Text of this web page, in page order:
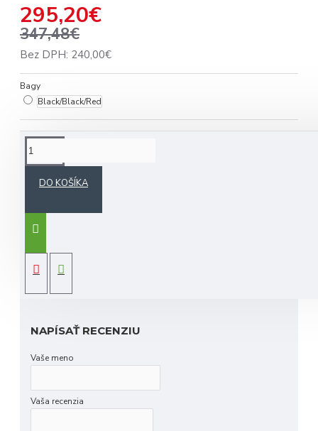
295,20€
347,48€
Bez DPH: 240,00€
Bagy
Black/Black/Red
DO KOŠÍKA
prémiovú vodotesnú konštrukciu a dostatok
hmotnosťou tesne pod 2 kilogramy
StaDry
zipsami
rýchlo prístupné magnetické vrecko na
hráčmi preferované vonkajšie vrecko na fľašu s
vysokokvalitné hliníkové nohy a pokročilé
sklopné dno pre najlepšiu stabilitu vo svojej
HODNOTENIE
NAPÍSAŤ RECENZIU
Vaše meno
Vaša recenzia